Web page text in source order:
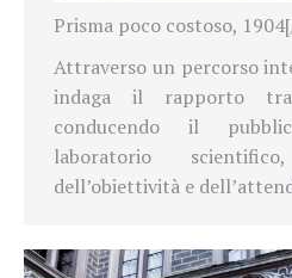
Prisma poco costoso,
Attraverso un percorso
indaga il rapporto
conducendo il
laboratorio
dell’obiettività e